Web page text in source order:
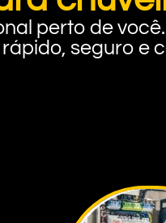
perto de
rápido, seguro e